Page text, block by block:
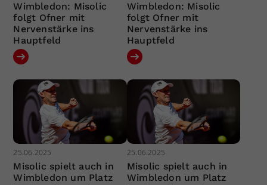
Wimbledon: Misolic
folgt Ofner mit
Nervenstärke ins
Hauptfeld
Wimbledon: Misolic
folgt Ofner mit
Nervenstärke ins
Hauptfeld
25.06.2025
Misolic spielt auch in
Wimbledon um Platz
25.06.2025
Misolic spielt auch in
Wimbledon um Platz